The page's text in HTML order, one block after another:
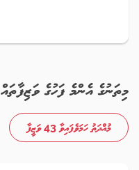
މިތަނުގެ އެންމެ ފަހުގެ ވަޒިފާތައް
މުއްދަތު ހަމަވެފައިވާ 43 ވަޒީފާ